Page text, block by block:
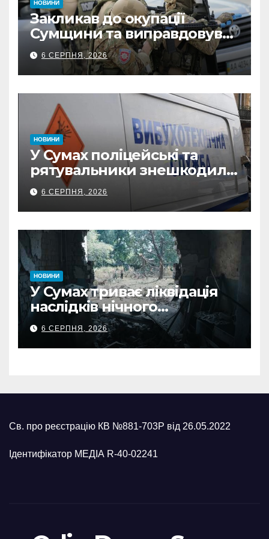
НОВИНИ
Закликав до окупації
Сумщини та виправдовував
обстріли: СБУ викрила
прокремлівського агітатора
з Охтирки
6 СЕРПНЯ, 2026
НОВИНИ
У Сумах поліцейські та
рятувальники знешкодили
500-кілограмову авіабомбу
росіян
6 СЕРПНЯ, 2026
НОВИНИ
У Сумах триває ліквідація
наслідків нічного
масованого удару КАБами
6 СЕРПНЯ, 2026
Св. про реєстрацію КВ №881-703Р від 26.05.2022
Ідентифікатор МЕДІА R-40-02241